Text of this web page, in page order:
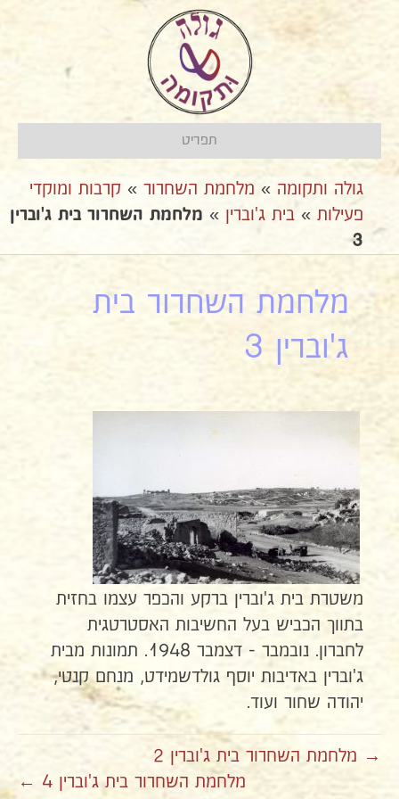
תפריט
גולה ותקומה » מלחמת השחרור » קרבות ומוקדי
פעילות » בית ג'וברין » מלחמת השחרור בית ג'וברין
3
מלחמת השחרור בית
ג'וברין 3
משטרת בית ג'וברין ברקע והכפר עצמו בחזית
בתווך הכביש בעל החשיבות האסטרטגית
לחברון. נובמבר - דצמבר 1948. תמונות מבית
ג'וברין באדיבות יוסף גולדשמידט, מנחם קנטי,
יהודה שחור ועוד.
→ מלחמת השחרור בית ג'וברין 2
מלחמת השחרור בית ג'וברין 4 ←